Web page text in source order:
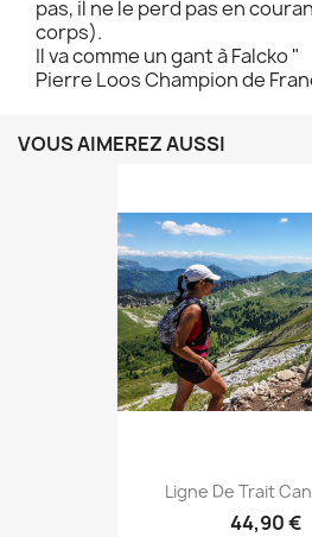
pas, il ne le perd pas en
corps).
Il va comme un gant à Falcko "
Pierre Loos Champion de
VOUS AIMEREZ AUSSI
Ligne De Trait
44,90 €